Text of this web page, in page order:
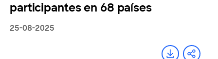
participantes en 68 países
25-08-2025